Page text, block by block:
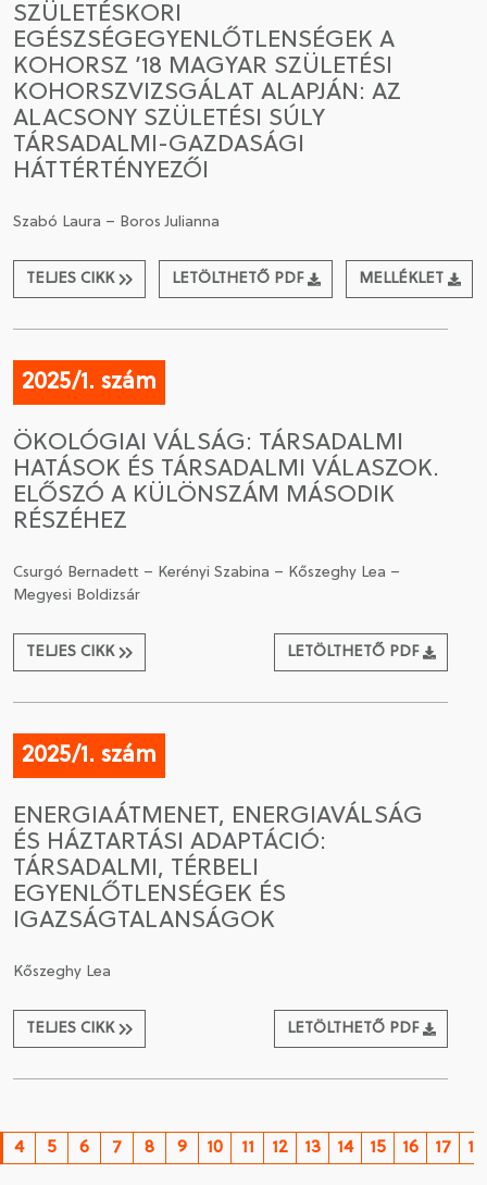
SZÜLETÉSKORI
EGÉSZSÉGEGYENLŐTLENSÉGEK A
KOHORSZ ’18 MAGYAR SZÜLETÉSI
KOHORSZVIZSGÁLAT ALAPJÁN: AZ
ALACSONY SZÜLETÉSI SÚLY
TÁRSADALMI-GAZDASÁGI
HÁTTÉRTÉNYEZŐI
Szabó Laura – Boros Julianna
TELJES CIKK LETÖLTHETŐ PDF MELLÉKLET
2025/1. szám
ÖKOLÓGIAI VÁLSÁG: TÁRSADALMI
HATÁSOK ÉS TÁRSADALMI VÁLASZOK.
ELŐSZÓ A KÜLÖNSZÁM MÁSODIK
RÉSZÉHEZ
Csurgó Bernadett – Kerényi Szabina – Kőszeghy Lea –
Megyesi Boldizsár
TELJES CIKK LETÖLTHETŐ PDF
2025/1. szám
ENERGIAÁTMENET, ENERGIAVÁLSÁG
ÉS HÁZTARTÁSI ADAPTÁCIÓ:
TÁRSADALMI, TÉRBELI
EGYENLŐTLENSÉGEK ÉS
IGAZSÁGTALANSÁGOK
Kőszeghy Lea
TELJES CIKK LETÖLTHETŐ PDF
4 5 6 7 8 9 10 11 12 13 14 15 16 17 18